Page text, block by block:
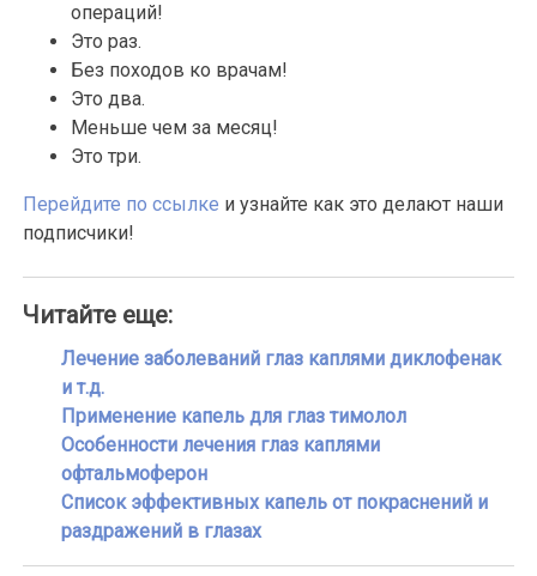
операций!
Это раз.
Без походов ко врачам!
Это два.
Меньше чем за месяц!
Это три.
Перейдите по ссылке и узнайте как это делают наши
подписчики!
Читайте еще:
Лечение заболеваний глаз каплями диклофенак
и т.д.
Применение капель для глаз тимолол
Особенности лечения глаз каплями
офтальмоферон
Список эффективных капель от покраснений и
раздражений в глазах